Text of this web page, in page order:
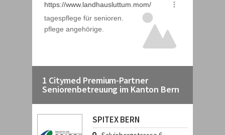
1 Citymed Premium-Partner
Seniorenbetreuung im Kanton Bern
SPITEX BERN